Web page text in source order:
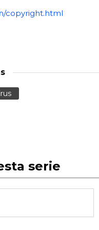
copyright.html
serie